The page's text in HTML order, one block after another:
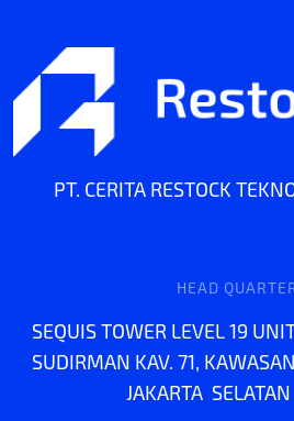
PT. CERITA RESTOCK
HEAD
SEQUIS TOWER LEVEL 19
SUDIRMAN KAV. 71,
JAKARTA